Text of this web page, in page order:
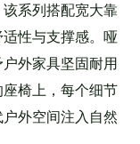
系列搭配宽大靠
性与支撑感。哑
外家具坚固耐用
椅上，每个细节
外空间注入自然